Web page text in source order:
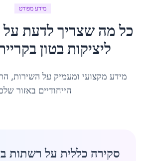
מידע מפורט
כל מה שצריך לדעת על
ליציקות בטוןב
מידע מקצועי ומעמיק על השירות,
הייחודיים באזור
סקירה כללית על רשתות